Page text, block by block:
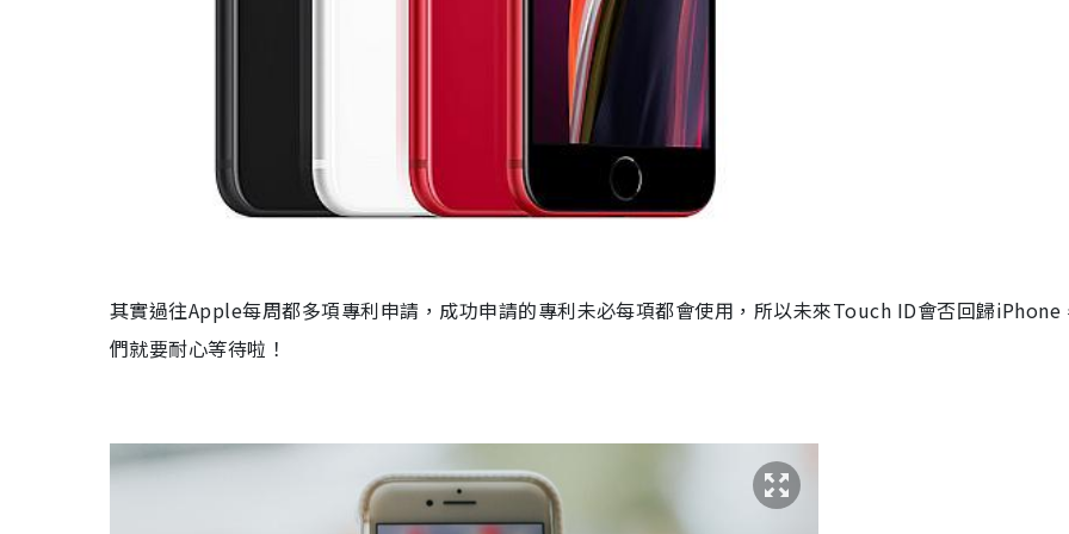
其實過往Apple每周都多項專利申請，成功申請的專利未必每項都會使用，所以未來Touch ID會否回歸iPhone
們就要耐心等待啦！